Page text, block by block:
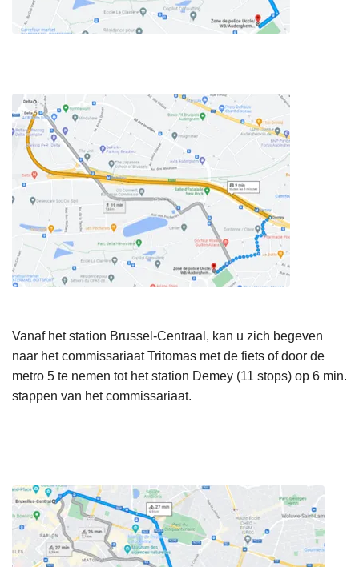
Vanaf het station Brussel-Centraal, kan u zich begeven
naar het commissariaat Tritomas met de fiets of door de
metro 5 te nemen tot het station Demey (11 stops) op 6 min.
stappen van het commissariaat.